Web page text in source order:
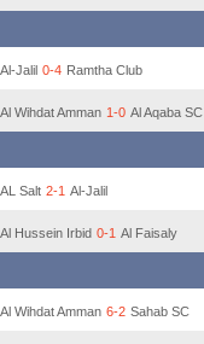
Al-Jalil 0-4 Ramtha Club
Al Wihdat Amman 1-0 Al Aqaba SC
AL Salt 2-1 Al-Jalil
Al Hussein Irbid 0-1 Al Faisaly
Al Wihdat Amman 6-2 Sahab SC